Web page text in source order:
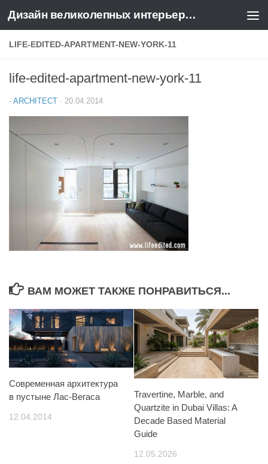
Перейти к содержимому Дизайн великолепных интерьеров квартир и домов
LIFE-EDITED-APARTMENT-NEW-YORK-11
life-edited-apartment-new-york-11
- ARCHITECT · 20.04.2014
ВАМ МОЖЕТ ТАКЖЕ ПОНРАВИТЬСЯ...
Современная архитектура
в пустыне Лас-Вегаса
12.04.2014
Travertine, Marble, and
Quartzite in Dubai Villas: A
Decade Based Material
Guide
12.05.2026